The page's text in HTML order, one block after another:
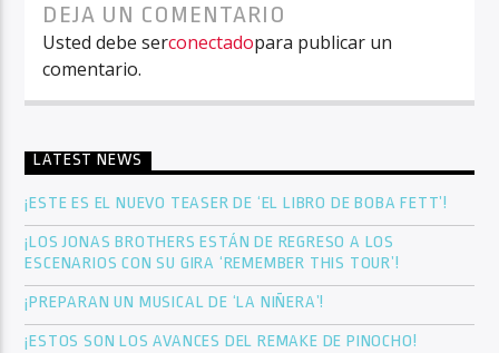
DEJA UN COMENTARIO
Usted debe serconectadopara publicar un
comentario.
LATEST NEWS
¡ESTE ES EL NUEVO TEASER DE ‘EL LIBRO DE BOBA FETT’!
¡LOS JONAS BROTHERS ESTÁN DE REGRESO A LOS
ESCENARIOS CON SU GIRA ‘REMEMBER THIS TOUR’!
¡PREPARAN UN MUSICAL DE ‘LA NIÑERA’!
¡ESTOS SON LOS AVANCES DEL REMAKE DE PINOCHO!